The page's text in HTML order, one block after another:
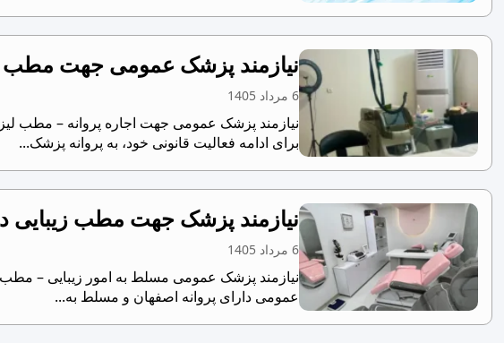
نیازمند پزشک عمومی جهت مطب
6 مرداد 1405
برای ادامه فعالیت قانونی خود، به پروانه پزشک...
نیازمند پزشک جهت مطب زیبایی
6 مرداد 1405
نیازمند پزشک عمومی مسلط به امور زیبایی –
عمومی دارای پروانه اصفهان و مسلط به...